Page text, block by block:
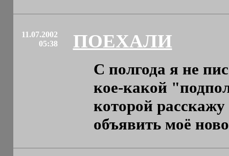
11.07.2002
05:38
ПОЕХАЛИ
С полгода я не
кое-какой
которой
объявить моё